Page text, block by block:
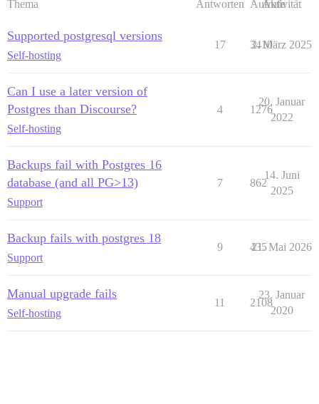
Thema Antworten Aufrufe
Aktivität
Supported postgresql versions
Self-hosting
17 3410
2. März 2025
Can I use a later version of
Postgres than Discourse?
Self-hosting
4 1276
20. Januar
2022
Backups fail with Postgres 16
database (and all PG>13)
Support
7 862
14. Juni
2025
Backup fails with postgres 18
Support
9 435
21. Mai 2026
Manual upgrade fails
Self-hosting
11 2108
23. Januar
2020